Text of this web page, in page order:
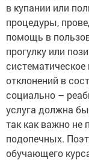
в купании или
процедуры,
помощь в
прогулку или
отклонений в
социально –
услуга должна
так как важно не
подопечных.
обучающего